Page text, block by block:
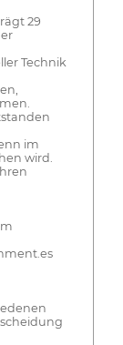
29
Technik
im
wird.